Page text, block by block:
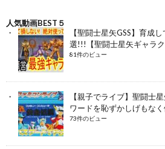
人気動画BEST５
【聖闘士星矢GSS】育成
選!!!【聖闘士星矢ギャラク
81件のビュー
【親子でライブ】聖闘士
ワードを恥ずかしげもな
73件のビュー